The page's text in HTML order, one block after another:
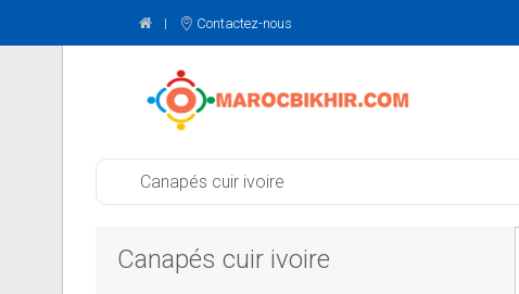
Contactez-nous
Canapés cuir ivoire
Canapés cuir ivoire